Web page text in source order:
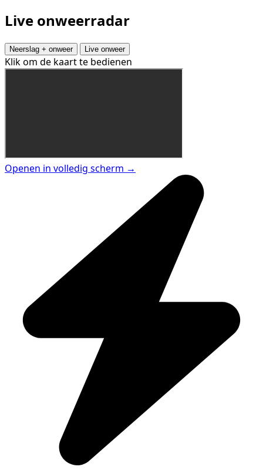
Live onweerradar
Neerslag + onweer Live onweer
Klik om de kaart te bedienen
Openen in volledig scherm →